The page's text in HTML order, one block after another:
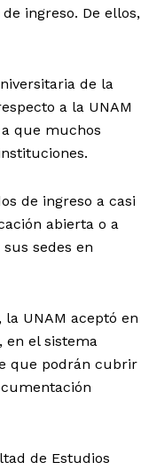
ingreso. De ellos,
de la
a la UNAM
que muchos
de ingreso a casi
abierta o a
sedes en
UNAM aceptó en
en el sistema
que podrán cubrir
de Estudios